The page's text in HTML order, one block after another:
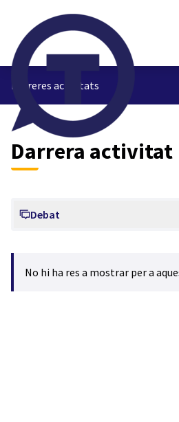
Darreres activitats
Darrera activitat
Debat
No hi ha res a mostrar per a